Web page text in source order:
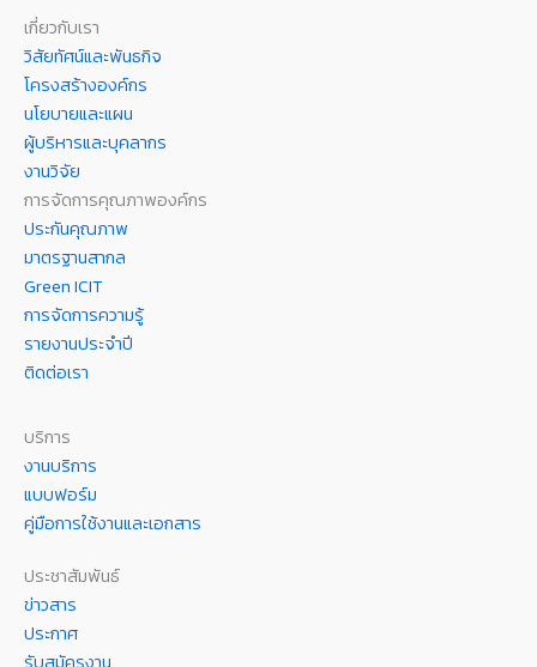
เกี่ยวกับเรา
วิสัยทัศน์และพันธกิจ
โครงสร้างองค์กร
นโยบายและแผน
ผู้บริหารและบุคลากร
งานวิจัย
การจัดการคุณภาพองค์กร
ประกันคุณภาพ
มาตรฐานสากล
Green ICIT
การจัดการความรู้
รายงานประจำปี
ติดต่อเรา
บริการ
งานบริการ
แบบฟอร์ม
คู่มือการใช้งานและเอกสาร
ประชาสัมพันธ์
ข่าวสาร
ประกาศ